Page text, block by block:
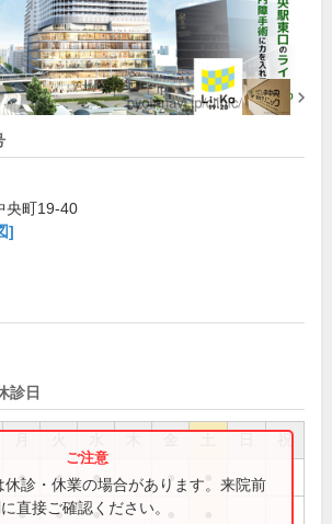
央町19-40
]
診日
祝
● ● ● ●
● ● ●
休診・休業の場合があります。来院前
直接ご確認ください。